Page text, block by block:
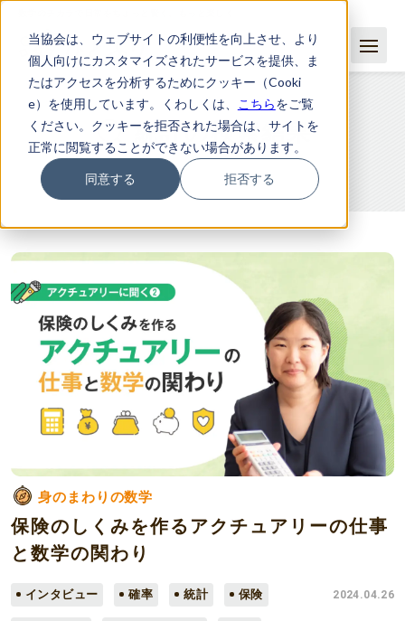
当協会は、ウェブサイトの利便性を向上させ、より
個人向けにカスタマイズされたサービスを提供、ま
たはアクセスを分析するためにクッキー（Cooki
e）を使用しています。くわしくは、
こちらをご覧
ください。クッキーを拒否された場合は、サイトを
正常に閲覧することができない場合があります。
同意する 拒否する
統計の検索結果
身のまわりの数学
保険のしくみを作るアクチュアリーの仕事
と数学の関わり
インタビュー 確率 統計 保険 2024.04.26